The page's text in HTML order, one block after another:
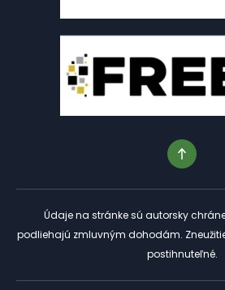
Údaje na stránke sú autorsky
podliehajú zmluvným dohodám.
postihnuteľné.